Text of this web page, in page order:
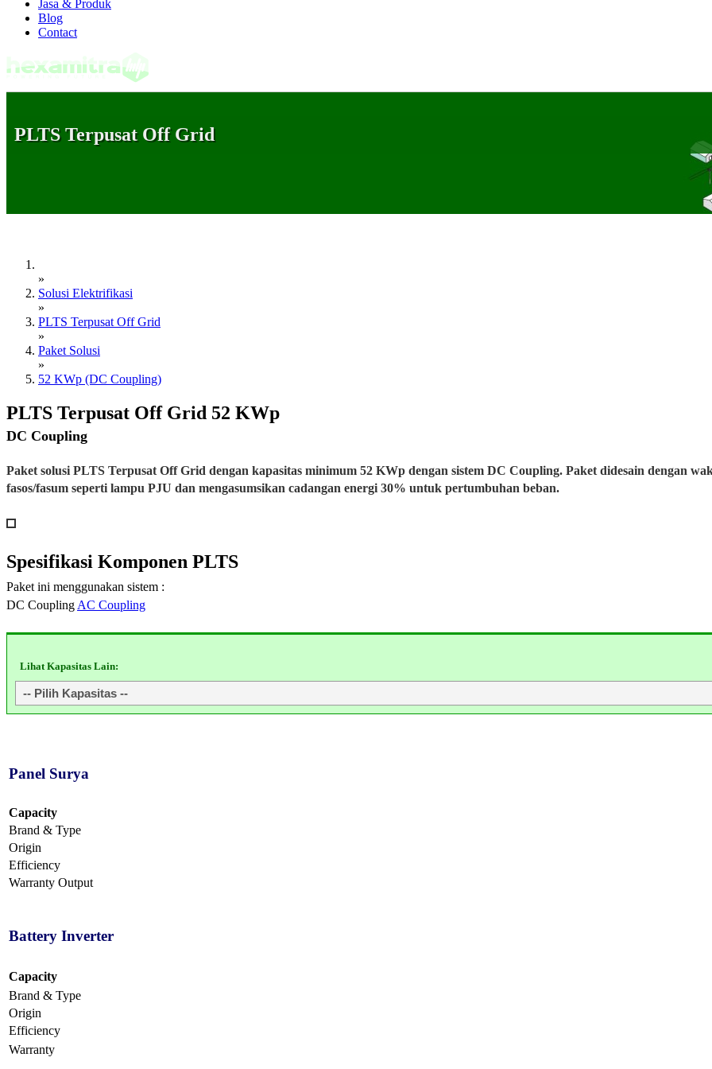
Jasa & Produk
Blog
Contact
PLTS Terpusat Off Grid
»
Solusi Elektrifikasi
»
PLTS Terpusat Off Grid
»
Paket Solusi
»
52 KWp (DC Coupling)
PLTS Terpusat Off Grid 52 KWp
DC Coupling
Paket solusi PLTS Terpusat Off Grid dengan kapasitas minimum 52 KWp dengan sistem DC Coupling. Paket didesain dengan
fasos/fasum seperti lampu PJU dan mengasumsikan cadangan energi 30% untuk pertumbuhan beban.
Spesifikasi Komponen PLTS
Paket ini menggunakan sistem :
DC Coupling AC Coupling
Lihat Kapasitas Lain:
Panel Surya
Capacity
Brand & Type
Origin
Efficiency
Warranty Output
Battery Inverter
Capacity
Brand & Type
Origin
Efficiency
Warranty